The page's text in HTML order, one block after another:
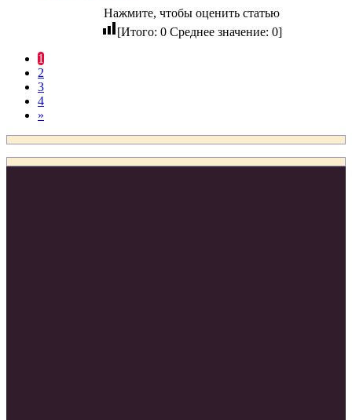
Нажмите, чтобы оценить статью
[Итого: 0 Среднее значение: 0]
1
2
3
4
»